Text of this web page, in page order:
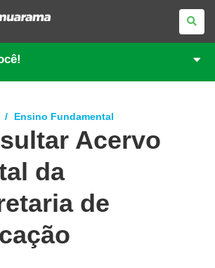
Ensino Fundamental
Acervo
da
de